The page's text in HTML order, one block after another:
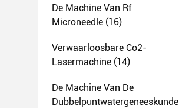
De Machine Van Rf
Microneedle (16)
Verwaarloosbare Co2-
Lasermachine (14)
De Machine Van De
Dubbelpuntwatergeneeskunde